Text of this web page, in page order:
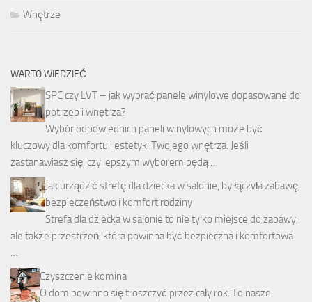
Wnętrze
WARTO WIEDZIEĆ
SPC czy LVT – jak wybrać panele winylowe dopasowane do
potrzeb i wnętrza?
Wybór odpowiednich paneli winylowych może być
kluczowy dla komfortu i estetyki Twojego wnętrza. Jeśli
zastanawiasz się, czy lepszym wyborem będą …
Jak urządzić strefę dla dziecka w salonie, by łączyła zabawę,
bezpieczeństwo i komfort rodziny
Strefa dla dziecka w salonie to nie tylko miejsce do zabawy,
ale także przestrzeń, która powinna być bezpieczna i komfortowa
…
Czyszczenie komina
O dom powinno się troszczyć przez cały rok. To nasze